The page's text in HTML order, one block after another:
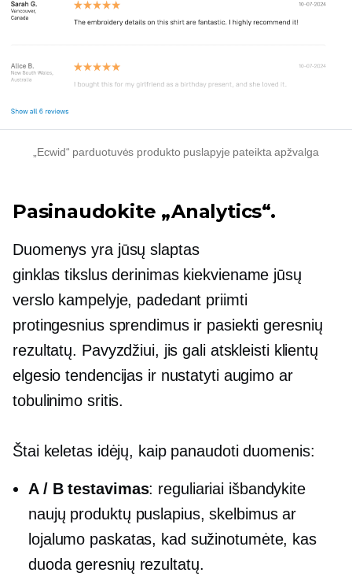
„Ecwid“ parduotuvės produkto puslapyje pateikta apžvalga
Pasinaudokite „Analytics“.
Duomenys yra jūsų slaptas
ginklastikslus derinimaskiekviename jūsų
verslo kampelyje, padedant priimti
protingesnius sprendimus ir pasiekti geresnių
rezultatų. Pavyzdžiui, jis gali atskleisti klientų
elgesio tendencijas ir nustatyti augimo ar
tobulinimo sritis.
Štai keletas idėjų, kaip panaudoti duomenis:
A / B testavimas: reguliariai išbandykite
naujų produktų puslapius, skelbimus ar
lojalumo paskatas, kad sužinotumėte, kas
duoda geresnių rezultatų.